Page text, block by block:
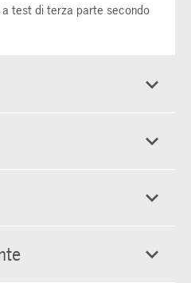
test di terza parte secondo